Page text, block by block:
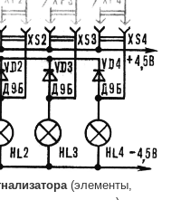
(элементы,